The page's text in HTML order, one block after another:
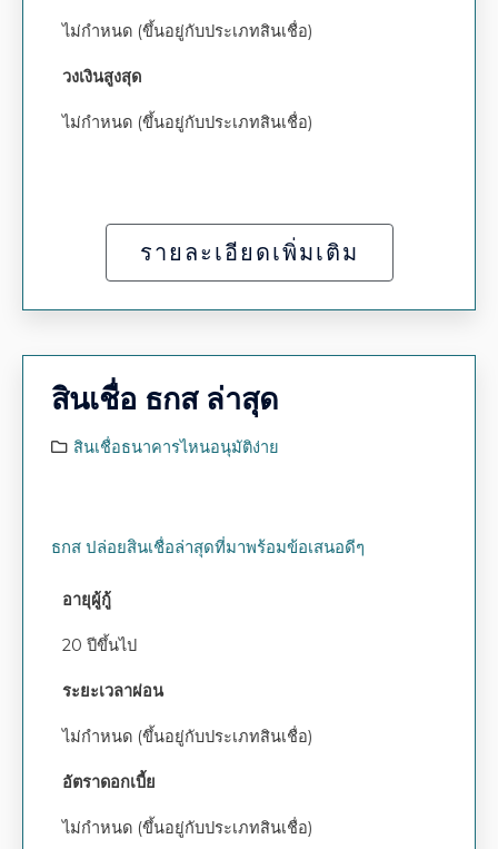
ไม่กำหนด (ขึ้นอยู่กับประเภทสินเชื่อ)
วงเงินสูงสุด
ไม่กำหนด (ขึ้นอยู่กับประเภทสินเชื่อ)
รายละเอียดเพิ่มเติม
สินเชื่อ ธกส ล่าสุด
สินเชื่อธนาคารไหนอนุมัติง่าย
ธกส ปล่อยสินเชื่อล่าสุดที่มาพร้อมข้อเสนอดีๆ
อายุผู้กู้
20 ปีขึ้นไป
ระยะเวลาผ่อน
ไม่กำหนด (ขึ้นอยู่กับประเภทสินเชื่อ)
อัตราดอกเบี้ย
ไม่กำหนด (ขึ้นอยู่กับประเภทสินเชื่อ)